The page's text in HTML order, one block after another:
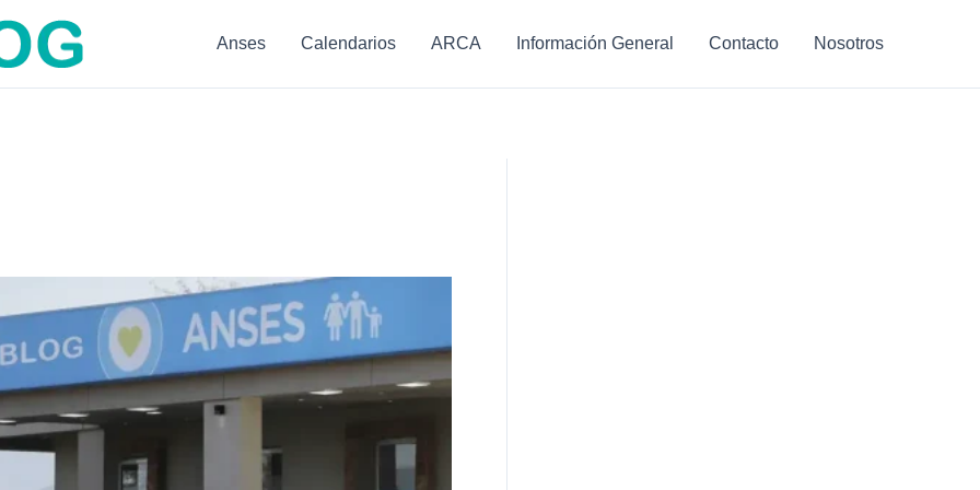
Anses Calendarios ARCA Información General Contacto Nosotros